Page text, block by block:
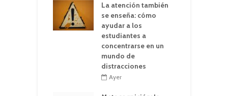
La atención también
se enseña: cómo
ayudar a los
estudiantes a
concentrarse en un
mundo de
distracciones
Ayer